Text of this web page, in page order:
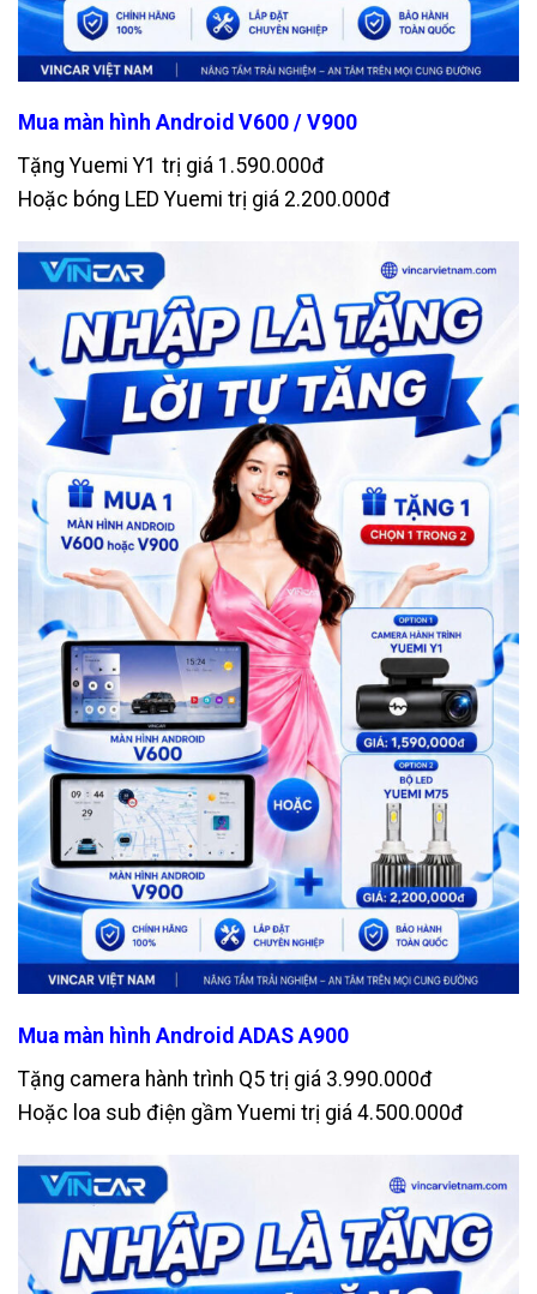
Mua màn hình Android V600 / V900
Tặng Yuemi Y1 trị giá 1.590.000đ
Hoặc bóng LED Yuemi trị giá 2.200.000đ
Mua màn hình Android ADAS A900
Tặng camera hành trình Q5 trị giá 3.990.000đ
Hoặc loa sub điện gầm Yuemi trị giá 4.500.000đ